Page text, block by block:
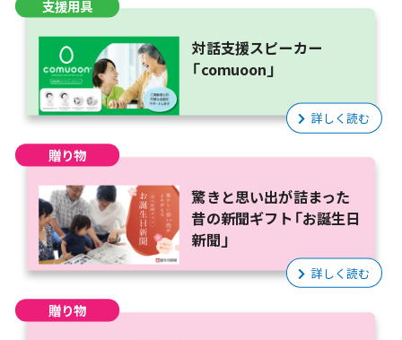
対話支援スピーカー
「comuoon」
支援用具
詳しく読む
驚きと思い出が詰まった
昔の新聞ギフト「お誕生日
新聞」
贈り物
詳しく読む
贈り物